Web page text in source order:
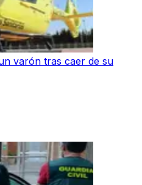
varón tras caer de su